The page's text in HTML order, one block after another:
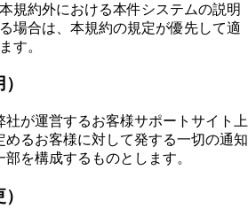
規約外における本件システムの説明
場合は、本規約の規定が優先して適
す。
が運営するお客様サポートサイト上
めるお客様に対して発する一切の通知
を構成するものとします。